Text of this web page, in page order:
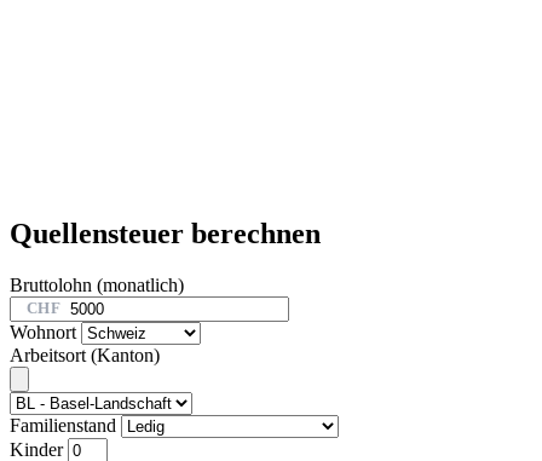
Quellensteuer berechnen
Bruttolohn (monatlich)
CHF
Wohnort
Arbeitsort (Kanton)
Familienstand
Kinder